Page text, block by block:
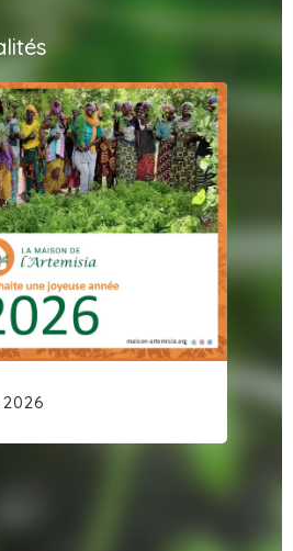
: une communauté